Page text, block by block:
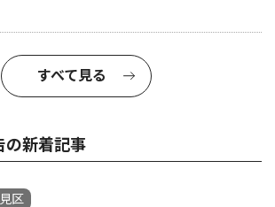
すべて見る
の新着記事
区